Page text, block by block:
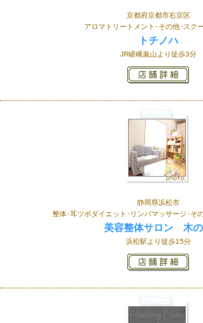
京都府京都市右京区
アロマトリートメント･その他･スク
トチノハ
JR嵯峨嵐山より徒歩3分
静岡県浜松市
整体･耳ツボダイエット･リンパマッサージ･そ
美容整体サロン 木
浜松駅より徒歩15分